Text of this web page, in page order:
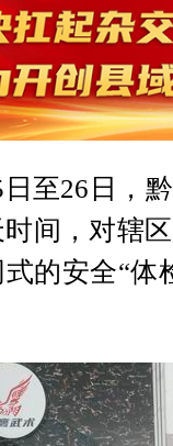
日至26日，
间，对辖
的安全“体